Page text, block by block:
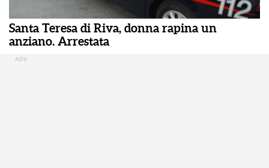
Santa Teresa di Riva, donna rapina un
anziano. Arrestata